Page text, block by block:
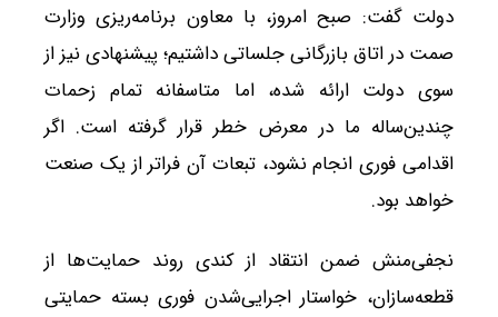
دولت گفت: صبح امروز، با معاون برنامه‌ریزی وزارت
صمت در اتاق بازرگانی جلساتی داشتیم؛ پیشنهادی نیز از
سوی دولت ارائه شده، اما متاسفانه تمام زحمات
چندین‌ساله ما در معرض خطر قرار گرفته است. اگر
اقدامی فوری انجام نشود، تبعات آن فراتر از یک صنعت
خواهد بود.
نجفی‌منش ضمن انتقاد از کندی روند حمایت‌ها از
قطعه‌سازان، خواستار اجرایی‌شدن فوری بسته حمایتی